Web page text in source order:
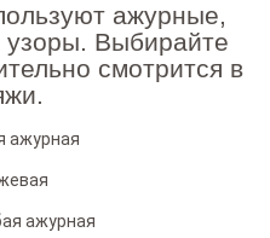
ажурные,
узоры. Выбирайте
смотрится в